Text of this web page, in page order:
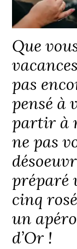
Que
pas
pensé à
partir à
ne pas
préparé
cinq
un
d’Or !